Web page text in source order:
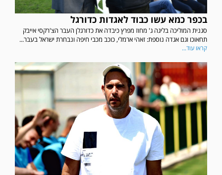
בכפר כמא עשו כבוד לאגדות כדורגל
סגנית המוליכה בליגה ג' מחוז מפרץ כיבדה את כדורגלן העבר הצ'רקסי אייבק
תחאוכו וגם אגדה נוספת: זאהי ארמלי, כוכב מכבי חיפה ונבחרת ישראל בעבר...
קראו עוד...